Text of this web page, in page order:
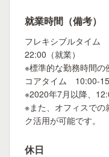
就業時間（備考）
フレキシブルタイム
22:00（就業）
※標準的な勤務時間
コアタイム 10:00-
※2020年7月以降、
※また、オフィスでの
ク活用が可能です。
休日